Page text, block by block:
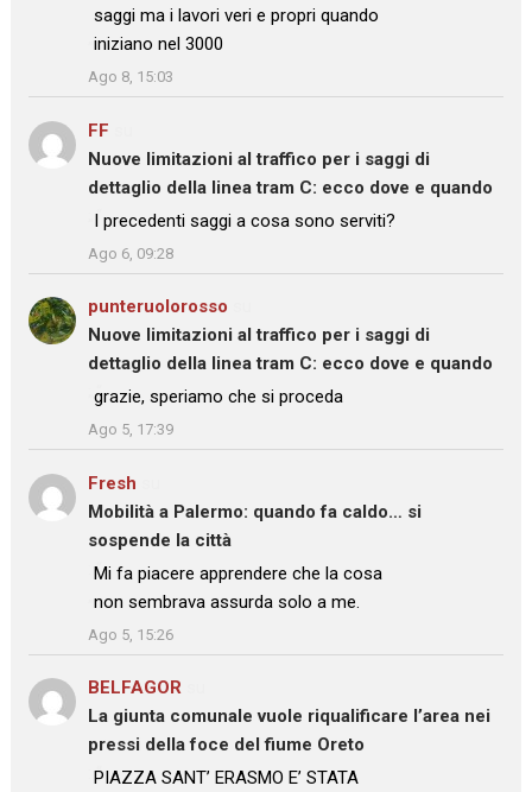
saggi ma i lavori veri e propri quando
iniziano nel 3000
”
Ago 8, 15:03
FF
Nuove limitazioni al traffico per i saggi di
dettaglio della linea tram C: ecco dove e quando
: “I precedenti saggi a cosa sono serviti?
Ago 6, 09:28
punteruolorosso
Nuove limitazioni al traffico per i saggi di
dettaglio della linea tram C: ecco dove e quando
: “
grazie, speriamo che si proceda
”
Ago 5, 17:39
Fresh
Mobilità a Palermo: quando fa caldo… si
sospende la città
: “
Mi fa piacere apprendere che la cosa
non sembrava assurda solo a me.
”
Ago 5, 15:26
BELFAGOR
La giunta comunale vuole riqualificare l’area nei
pressi della foce del fiume Oreto
: “PIAZZA SANT’ ERASMO E’ STATA